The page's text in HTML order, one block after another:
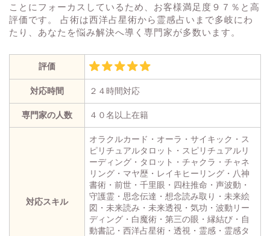
ことにフォーカスしているため、お客様満足度９７％と高
評価です。 占術は西洋占星術から霊感占いまで多岐にわ
たり、あなたを悩み解決へ導く専門家が多数います。
評価
対応時間 ２４時間対応
専門家の人数 ４０名以上在籍
対応スキル
オラクルカード・オーラ・サイキック・ス
ピリチュアルタロット・スピリチュアルリ
ーディング・タロット・チャクラ・チャネ
リング・マヤ歴・レイキヒーリング・八神
書術・前世・千里眼・四柱推命・声波動・
守護霊・思念伝達・想念読み取り・未来絵
図・未来読み・未来透視・気功・波動リー
ディング・白魔術・第三の眼・縁結び・自
動書記・西洋占星術・透視・霊感・霊感タ